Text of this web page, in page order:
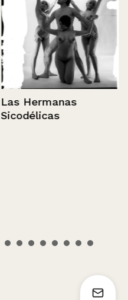
Las Hermanas
Sicodélicas